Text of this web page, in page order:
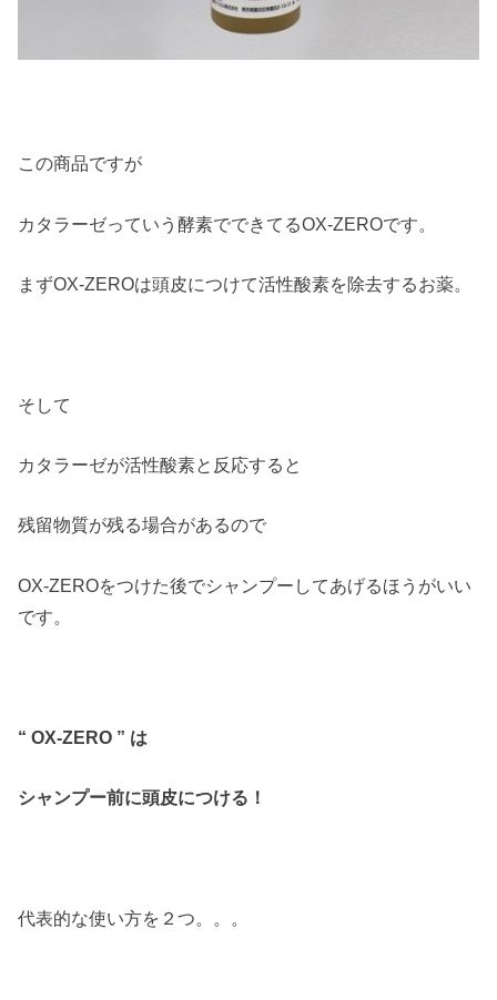
この商品ですが
カタラーゼっていう酵素でできてるOX-ZEROです。
まずOX-ZEROは頭皮につけて活性酸素を除去するお薬。
そして
カタラーゼが活性酸素と反応すると
残留物質が残る場合があるので
OX-ZEROをつけた後でシャンプーしてあげるほうがいい
です。
“ OX-ZERO ” は
シャンプー前に頭皮につける！
代表的な使い方を２つ。。。